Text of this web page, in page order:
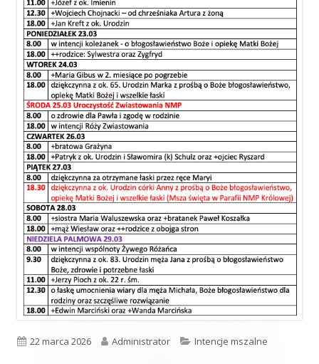
Opublikowano
22 marca 2026 Autor
Administrator Kategorie
Intencje mszalne